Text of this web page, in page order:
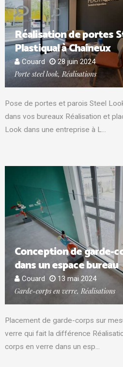
Réalisation de portes
Plastiqual à Chaineux
Couard 28 juin 2024
Porte steel look, Réalisations
Pose de portes et parois Steel
dans vos bureaux Réalisation et
Look dans une entreprise à L...
Conception de garde-
dans un espace bureau
Couard 13 mai 2024
Garde-corps en verre, Réalisations
Placement de garde-corps sur
verre qui fait la différence
corps en verre dans un esp...